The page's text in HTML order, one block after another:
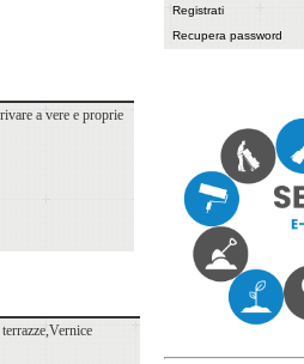
a vere e proprie
Registrati
Recupera password